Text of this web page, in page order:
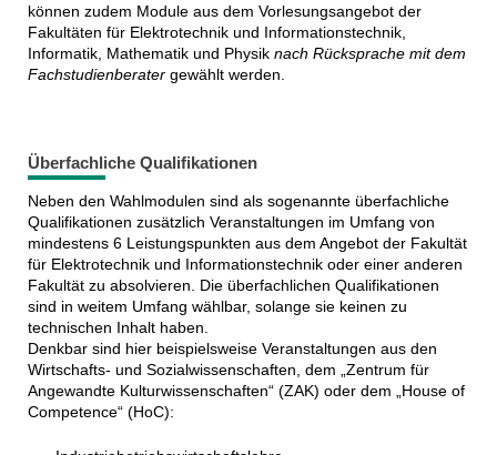
können zudem Module aus dem Vorlesungsangebot der
Fakultäten für Elektrotechnik und Informationstechnik,
Informatik, Mathematik und Physik nach Rücksprache mit dem
Fachstudienberatergewählt werden.
Überfachliche Qualifikationen
Neben den Wahlmodulen sind als sogenannte überfachliche
Qualifikationen zusätzlich Veranstaltungen im Umfang von
mindestens 6 Leistungspunkten aus dem Angebot der Fakultät
für Elektrotechnik und Informationstechnik oder einer anderen
Fakultät zu absolvieren. Die überfachlichen Qualifikationen
sind in weitem Umfang wählbar, solange sie keinen zu
technischen Inhalt haben.
Denkbar sind hier beispielsweise Veranstaltungen aus den
Wirtschafts- und Sozialwissenschaften, dem „Zentrum für
Angewandte Kulturwissenschaften“ (ZAK) oder dem „House of
Competence“ (HoC):